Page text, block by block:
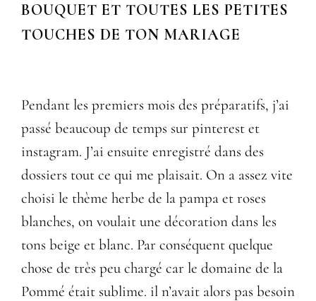
BOUQUET ET TOUTES LES PETITES
TOUCHES DE TON MARIAGE
Pendant les premiers mois des préparatifs, j’ai
passé beaucoup de temps sur pinterest et
instagram. J’ai ensuite enregistré dans des
dossiers tout ce qui me plaisait. On a assez vite
choisi le thème herbe de la pampa et roses
blanches, on voulait une décoration dans les
tons beige et blanc. Par conséquent quelque
chose de très peu chargé car le domaine de la
Pommé était sublime. il n’avait alors pas besoin